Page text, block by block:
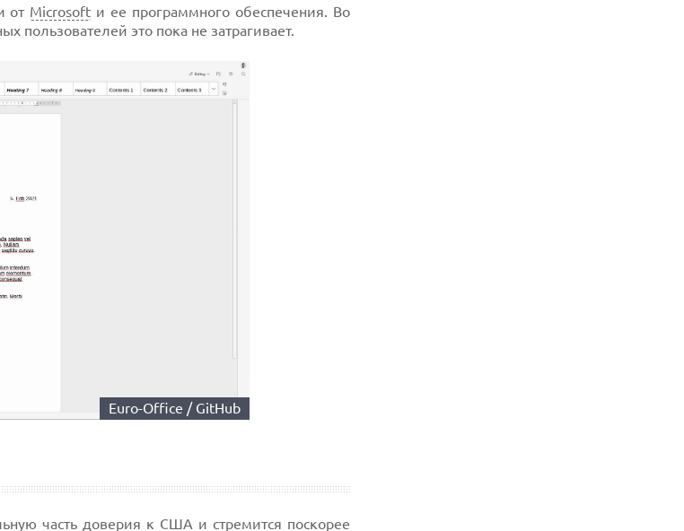
от Microsoft и ее программного обеспечения. Во
пользователей это пока не затрагивает.
Euro-Office / GitHub
часть доверия к США и стремится поскорее